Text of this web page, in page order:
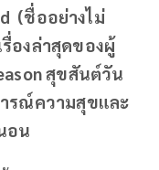
(ชื่ออย่างไม่
รื่องล่าสุดของผู้
สุขสันต์วัน
รณ์ความสุขและ
อน